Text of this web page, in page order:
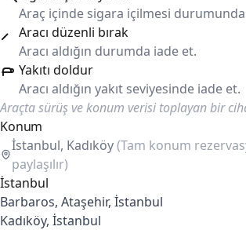
Araç içinde sigara içilmesi durumunda
Aracı düzenli bırak
Aracı aldığın durumda iade et.
Yakıtı doldur
Aracı aldığın yakıt seviyesinde iade et.
Araçta sürüş ve konum verisi toplayan bir
Konum
İstanbul, Kadıköy(Tam konum
paylaşılır)
İstanbul
Barbaros, Ataşehir, İstanbul
Kadıköy, İstanbul